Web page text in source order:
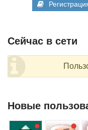
Сейчас в сети
Новые